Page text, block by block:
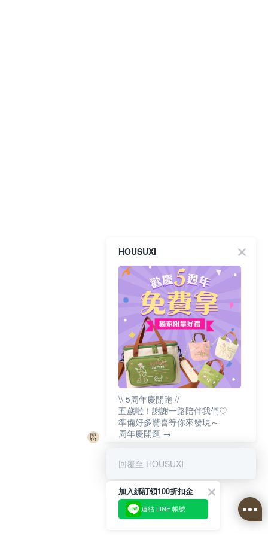
HOUSUXI
\\ 5周年慶開跑 //
五歲啦！謝謝一路陪伴我們♡
準備好多驚喜等你來發現～
周年慶開逛 →
回覆至 HOUSUXI
加入綁訂領100折扣金
連結 LINE 帳號